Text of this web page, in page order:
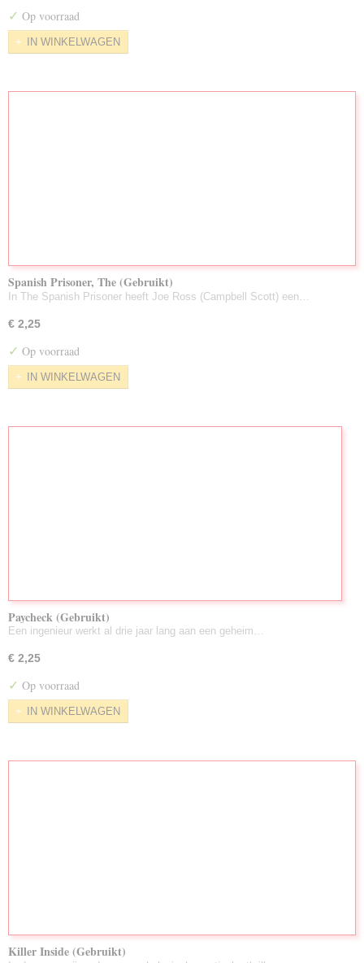
✓ Op voorraad
IN WINKELWAGEN
Spanish Prisoner, The (Gebruikt)
In The Spanish Prisoner heeft Joe Ross (Campbell Scott) een…
€ 2,25
✓ Op voorraad
IN WINKELWAGEN
Paycheck (Gebruikt)
Een ingenieur werkt al drie jaar lang aan een geheim…
€ 2,25
✓ Op voorraad
IN WINKELWAGEN
Killer Inside (Gebruikt)